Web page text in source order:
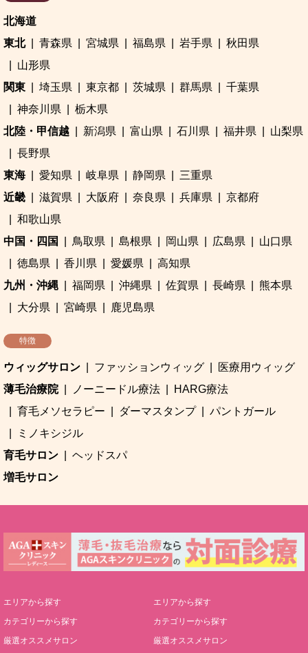
北海道
東北
青森県 宮城県 福島県 岩手県
秋田県
山形県
関東
埼玉県 東京都 茨城県 群馬県
千葉県
神奈川県
栃木県
北陸・甲信越
新潟県 富山県 石川県 福井県
山梨県
長野県
東海
愛知県 岐阜県 静岡県
三重県
近畿
滋賀県 大阪府 奈良県 兵庫県
京都府
和歌山県
中国・四国
鳥取県 島根県 岡山県 広島県
山口県
徳島県
香川県 愛媛県
高知県
九州・沖縄
福岡県 沖縄県 佐賀県 長崎県
熊本県
大分県
宮崎県 鹿児島県
特徴
ウィッグサロン ファッションウィッグ
医療用ウィッグ
薄毛治療院
ノーニードル療法
HARG療法
育毛メソセラピー
ダーマスタンプ
パントガール
ミノキシジル
育毛サロン
ヘッドスパ
増毛サロン
エリアから探す
カテゴリーから探す
厳選オススメサロン
エリアから探す
カテゴリーから探す
厳選オススメサロン